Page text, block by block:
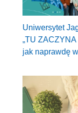
Uniwersytet
„TU
jak naprawdę